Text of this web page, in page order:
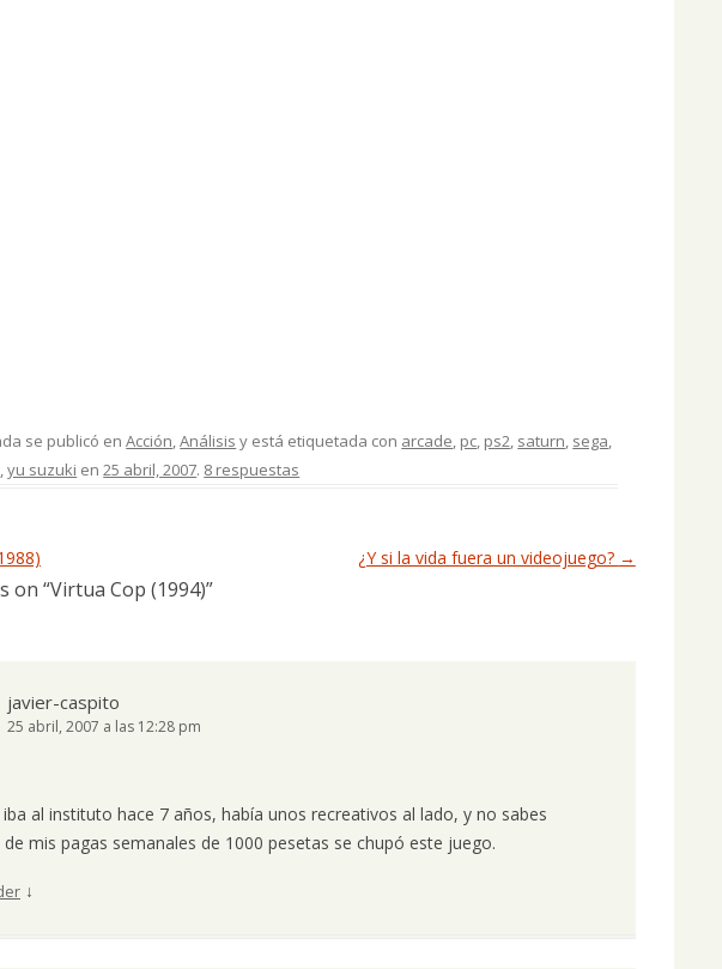
se publicó enAcción,Análisis y está etiquetada con arcade, pc, ps2, saturn, sega,
,yu suzuki en25 abril, 2007. 8 respuestas
de entradas ¿Y si la vida fuera un videojuego? →
on “Virtua Cop (1994)”
javier-caspito
25 abril, 2007 a las 12:28 pm
al instituto hace 7 años, había unos recreativos al lado, y no sabes
de mis pagas semanales de 1000 pesetas se chupó este juego.
↓